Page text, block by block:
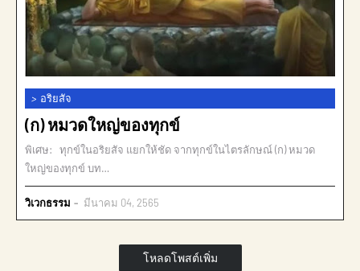
> อริยสัจ
(ก) หมวดใหญ่ของทุกข์
พิเศษ: ทุกข์ในอริยสัจ แยกให้ชัด จากทุกข์ในไตรลักษณ์ (ก) หมวด
ใหญ่ของทุกข์ บท…
วิเวกธรรม มีนาคม 04, 2565
โหลดโพสต์เพิ่ม